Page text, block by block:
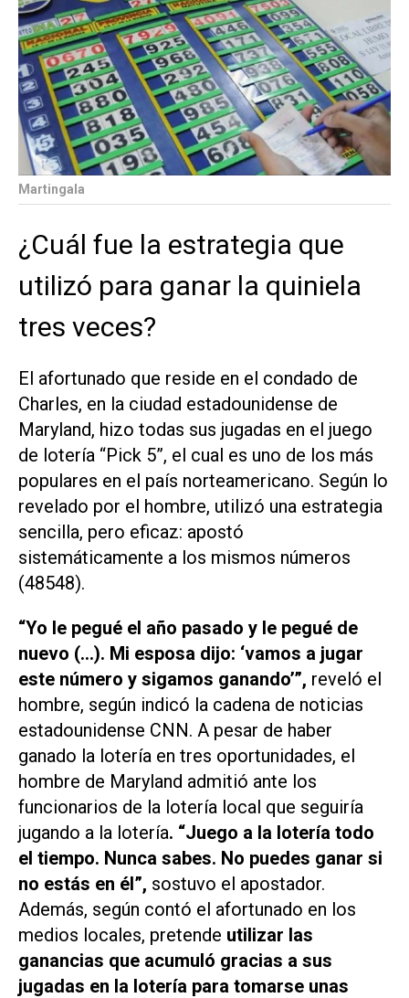
Martingala
¿Cuál fue la estrategia que
utilizó para ganar la quiniela
tres veces?
El afortunado que reside en el condado de
Charles, en la ciudad estadounidense de
Maryland, hizo todas sus jugadas en el juego
de lotería “Pick 5”, el cual es uno de los más
populares en el país norteamericano. Según lo
revelado por el hombre, utilizó una estrategia
sencilla, pero eficaz: apostó
sistemáticamente a los mismos números
(48548).
“Yo le pegué el año pasado y le pegué de
nuevo (…). Mi esposa dijo: ‘vamos a jugar
este número y sigamos ganando’”, reveló el
hombre, según indicó la cadena de noticias
estadounidense CNN. A pesar de haber
ganado la lotería en tres oportunidades, el
hombre de Maryland admitió ante los
funcionarios de la lotería local que seguiría
jugando a la lotería. “Juego a la lotería todo
el tiempo. Nunca sabes. No puedes ganar si
no estás en él”, sostuvo el apostador.
Además, según contó el afortunado en los
medios locales, pretende utilizar las
ganancias que acumuló gracias a sus
jugadas en la lotería para tomarse unas